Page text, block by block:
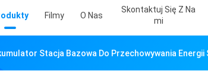
Filmy O Nas
Skontaktuj Się Z Na
Mi
Stacja Bazowa Do Przechowywania Energii